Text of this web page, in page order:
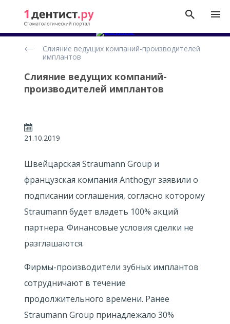
Слияние ведущих компаний-производителей
имплантов
Слияние ведущих компаний-
производителей имплантов
21.10.2019
Швейцарская Straumann Group и
французская компания Anthogyr заявили о
подписании соглашения, согласно которому
Straumann будет владеть 100% акций
партнера. Финансовые условия сделки не
разглашаются.
Фирмы-производители зубных имплантов
сотрудничают в течение
продолжительного времени. Ранее
Straumann Group принадлежало 30%